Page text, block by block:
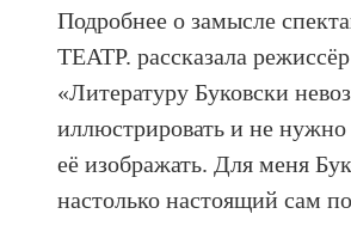
Подробнее о замысле
ТЕАТР. рассказала
«Литературу Буковски
иллюстрировать и не нужно
её изображать. Для меня
настолько настоящий сам